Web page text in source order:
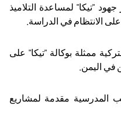
"تيكا" لمساعدة التلاميذ
الانتظام في الدراسة
ممثلة بوكالة "تيكا" على
في اليمن
المدرسية مقدمة لمشاريع